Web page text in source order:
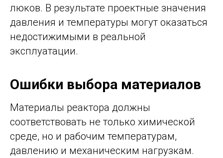
люков. В результате проектные значения
давления и температуры могут оказаться
недостижимыми в реальной
эксплуатации.
Ошибки выбора материалов
Материалы реактора должны
соответствовать не только химической
среде, но и рабочим температурам,
давлению и механическим нагрузкам.